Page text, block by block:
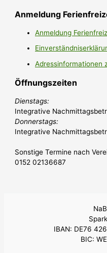
Anmeldung
Anmeldung
Adressinformationen
Öffnungszeiten
Dienstags:
Integrative
Donnerstags:
Integrative
Sonstige Termine nach
0152 02136687
IBAN: DE76
BIC: